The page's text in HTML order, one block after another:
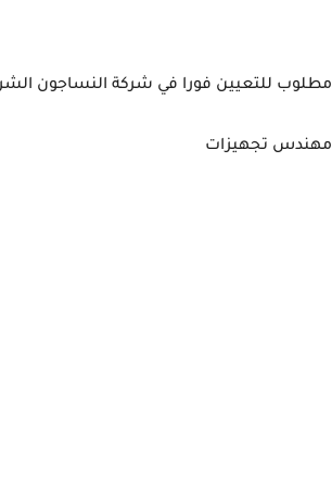
مطلوب للتعيين فورا في شركة النساجون
مهندس تجهيزات